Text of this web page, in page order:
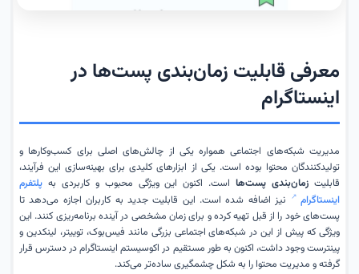
معرفی قابلیت زمان‌بندی پست‌ها در
اینستاگرام
مدیریت شبکه‌های اجتماعی همواره یکی از چالش‌های اصلی برای کسب‌وکارها و
تولیدکنندگان محتوا بوده است. یکی از ابزارهای کلیدی برای بهینه‌سازی این فرآیند،
قابلیت زمان‌بندی پست‌هااست. اکنون این ویژگی محبوب و کاربردی به پلتفرم
اینستاگرام
نیز اضافه شده است. این قابلیت جدید به کاربران اجازه می‌دهد تا
پست‌های خود را از قبل تهیه کرده و برای زمان مشخصی در آینده برنامه‌ریزی کنند. این
ویژگی که پیش از این در شبکه‌های اجتماعی بزرگی مانند فیس‌بوک، توییتر، لینکدین و
پینترست وجود داشت، اکنون به طور مستقیم در اکوسیستم اینستاگرام در دسترس قرار
گرفته و مدیریت محتوا را به شکل چشمگیری ساده‌تر می‌کند.